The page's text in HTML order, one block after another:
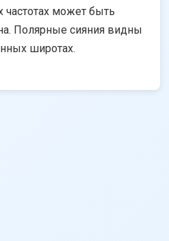
частотах может быть
Полярные сияния видны
широтах.